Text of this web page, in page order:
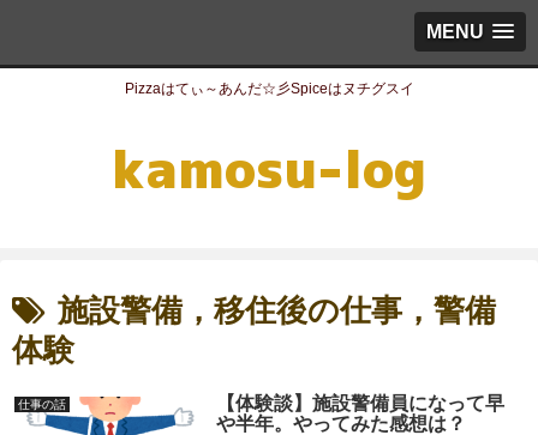
MENU
Pizzaはてぃ～あんだ☆彡Spiceはヌチグスイ
施設警備，移住後の仕事，警備
体験
仕事の話
【体験談】施設警備員になって早
や半年。やってみた感想は？